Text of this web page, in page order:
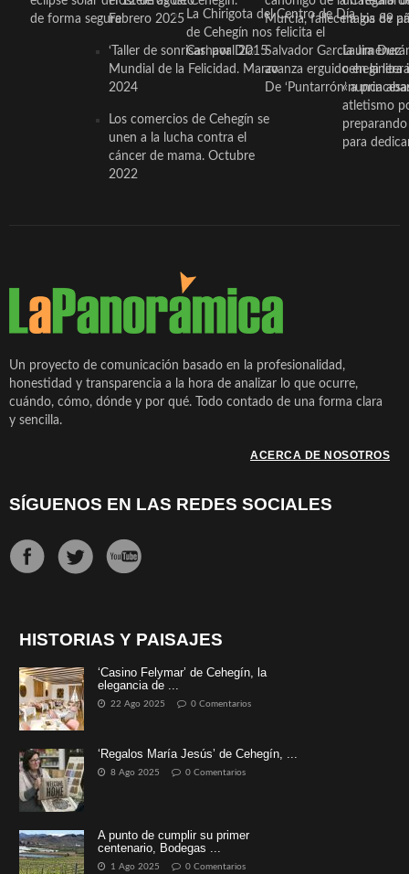
de forma seguraFebrero 2025
‘Taller de sonrisas’ por Día
Mundial de la Felicidad. Marzo
2024
Los comercios de Cehegín se
unen a la lucha contra el
cáncer de mama. Octubre
2022
La Chirigota del Centro de Día
de Cehegín nos felicita el
Carnaval 2015
Murcia, fallece a los 89
Salvador García Jiménez
avanza erguido en la
De ‘Puntarrón’ a
magia de
Laura
ceheginera
«nunca
atletismo
para
Un proyecto de comunicación basado en la profesionalidad,
honestidad y transparencia a la hora de analizar lo que ocurre,
cuándo, cómo, dónde y por qué. Todo contado de una forma clara
y sencilla.
ACERCA DE NOSOTROS
SÍGUENOS EN LAS REDES SOCIALES
HISTORIAS Y PAISAJES
‘Casino Felymar’ de Cehegín, la
elegancia de ...
22 Ago 2025 0 Comentarios
‘Regalos María Jesús’ de Cehegín, ...
8 Ago 2025 0 Comentarios
A punto de cumplir su primer
centenario, Bodegas ...
1 Ago 2025 0 Comentarios